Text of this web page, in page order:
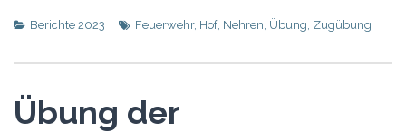
Berichte 2023 Feuerwehr, Hof, Nehren Übung Zugübung
Übung der